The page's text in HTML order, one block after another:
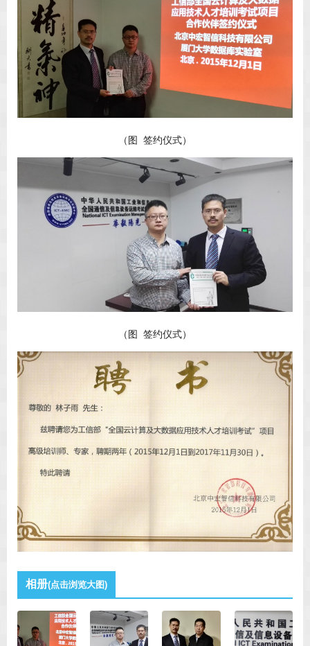
（图 签约仪式）
（图 签约仪式）
相册(点击浏览大图)